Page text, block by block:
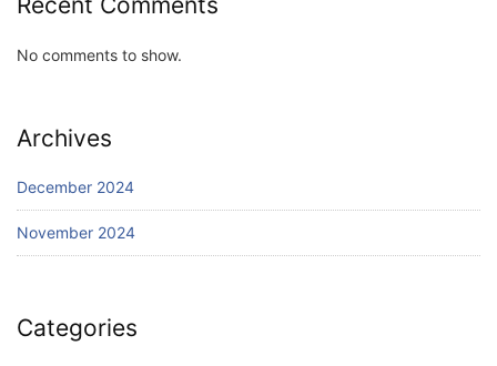
No comments to show.
Archives
December 2024
November 2024
Categories